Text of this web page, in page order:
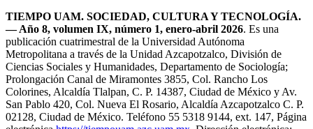
TIEMPO UAM. SOCIEDAD, CULTURA Y TECNOLOGÍA.
— Año 8, volumen IX, número 1, enero-abril 2026. Es una
publicación cuatrimestral de la Universidad Autónoma
Metropolitana a través de la Unidad Azcapotzalco, División de
Ciencias Sociales y Humanidades, Departamento de Sociología;
Prolongación Canal de Miramontes 3855, Col. Rancho Los
Colorines, Alcaldía Tlalpan, C. P. 14387, Ciudad de México y Av.
San Pablo 420, Col. Nueva El Rosario, Alcaldía Azcapotzalco C. P.
02128, Ciudad de México. Teléfono 55 5318 9144, ext. 147, Página